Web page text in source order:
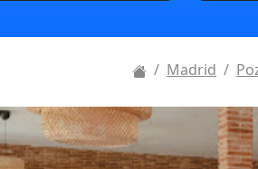
Madrid